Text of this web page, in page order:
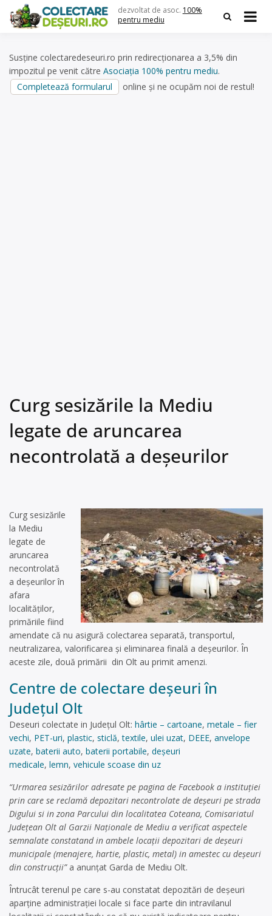
content
dezvoltat de asoc. 100%
pentru mediu
Susține colectaredeseuri.ro prin redirecționarea a 3,5% din
impozitul pe venit către Asociația 100% pentru mediu.
Completează formularul
online și ne ocupăm noi de restul!
Curg sesizările la Mediu
legate de aruncarea
necontrolată a deșeurilor
Curg sesizările
la Mediu
legate de
aruncarea
necontrolată
a deșeurilor în
afara
localităților,
primăriile fiind
amendate că nu asigură colectarea separată, transportul,
neutralizarea, valorificarea şi eliminarea finală a deşeurilor. În
aceste zile, două primării din Olt au primit amenzi.
Centre de colectare deşeuri în
Județul Olt
Deseuri colectate in Județul Olt: hârtie – cartoane, metale – fier
vechi, PET-uri, plastic, sticlă,textile, ulei uzat, DEEE, anvelope
uzate, baterii auto, baterii portabile, deșeuri
medicale, lemn, vehicule scoase din uz
“Urmarea sesizărilor adresate pe pagina de Facebook a instituţiei
prin care se reclamă depozitari necontrolate de deşeuri pe strada
Digului si in zona Parcului din localitatea Coteana, Comisariatul
Judeţean Olt al Garzii Naţionale de Mediu a verificat aspectele
semnalate constatand in ambele locaţii depozitari de deşeuri
municipale (menajere, hartie, plastic, metal) in amestec cu deşeuri
din construcţii” a anunțat Garda de Mediu Olt.
Întrucât terenul pe care s-au constatat depozitări de deşeuri
aparţine administrației locale si face parte din intravilanul